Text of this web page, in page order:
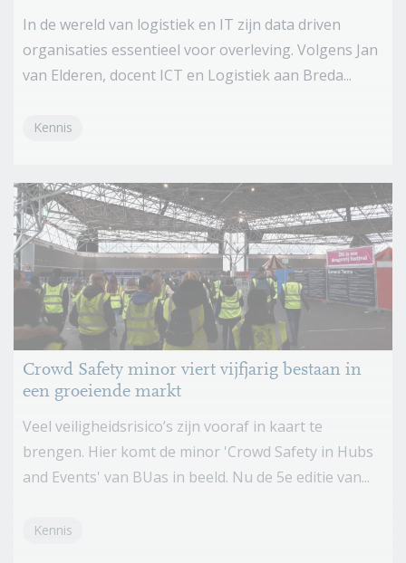
In de wereld van logistiek en IT zijn data driven
organisaties essentieel voor overleving. Volgens Jan
van Elderen, docent ICT en Logistiek aan Breda...
Kennis
Crowd Safety minor viert vijfjarig bestaan in
een groeiende markt
Veel veiligheidsrisico’s zijn vooraf in kaart te
brengen. Hier komt de minor 'Crowd Safety in Hubs
and Events' van BUas in beeld. Nu de 5e editie van...
Kennis